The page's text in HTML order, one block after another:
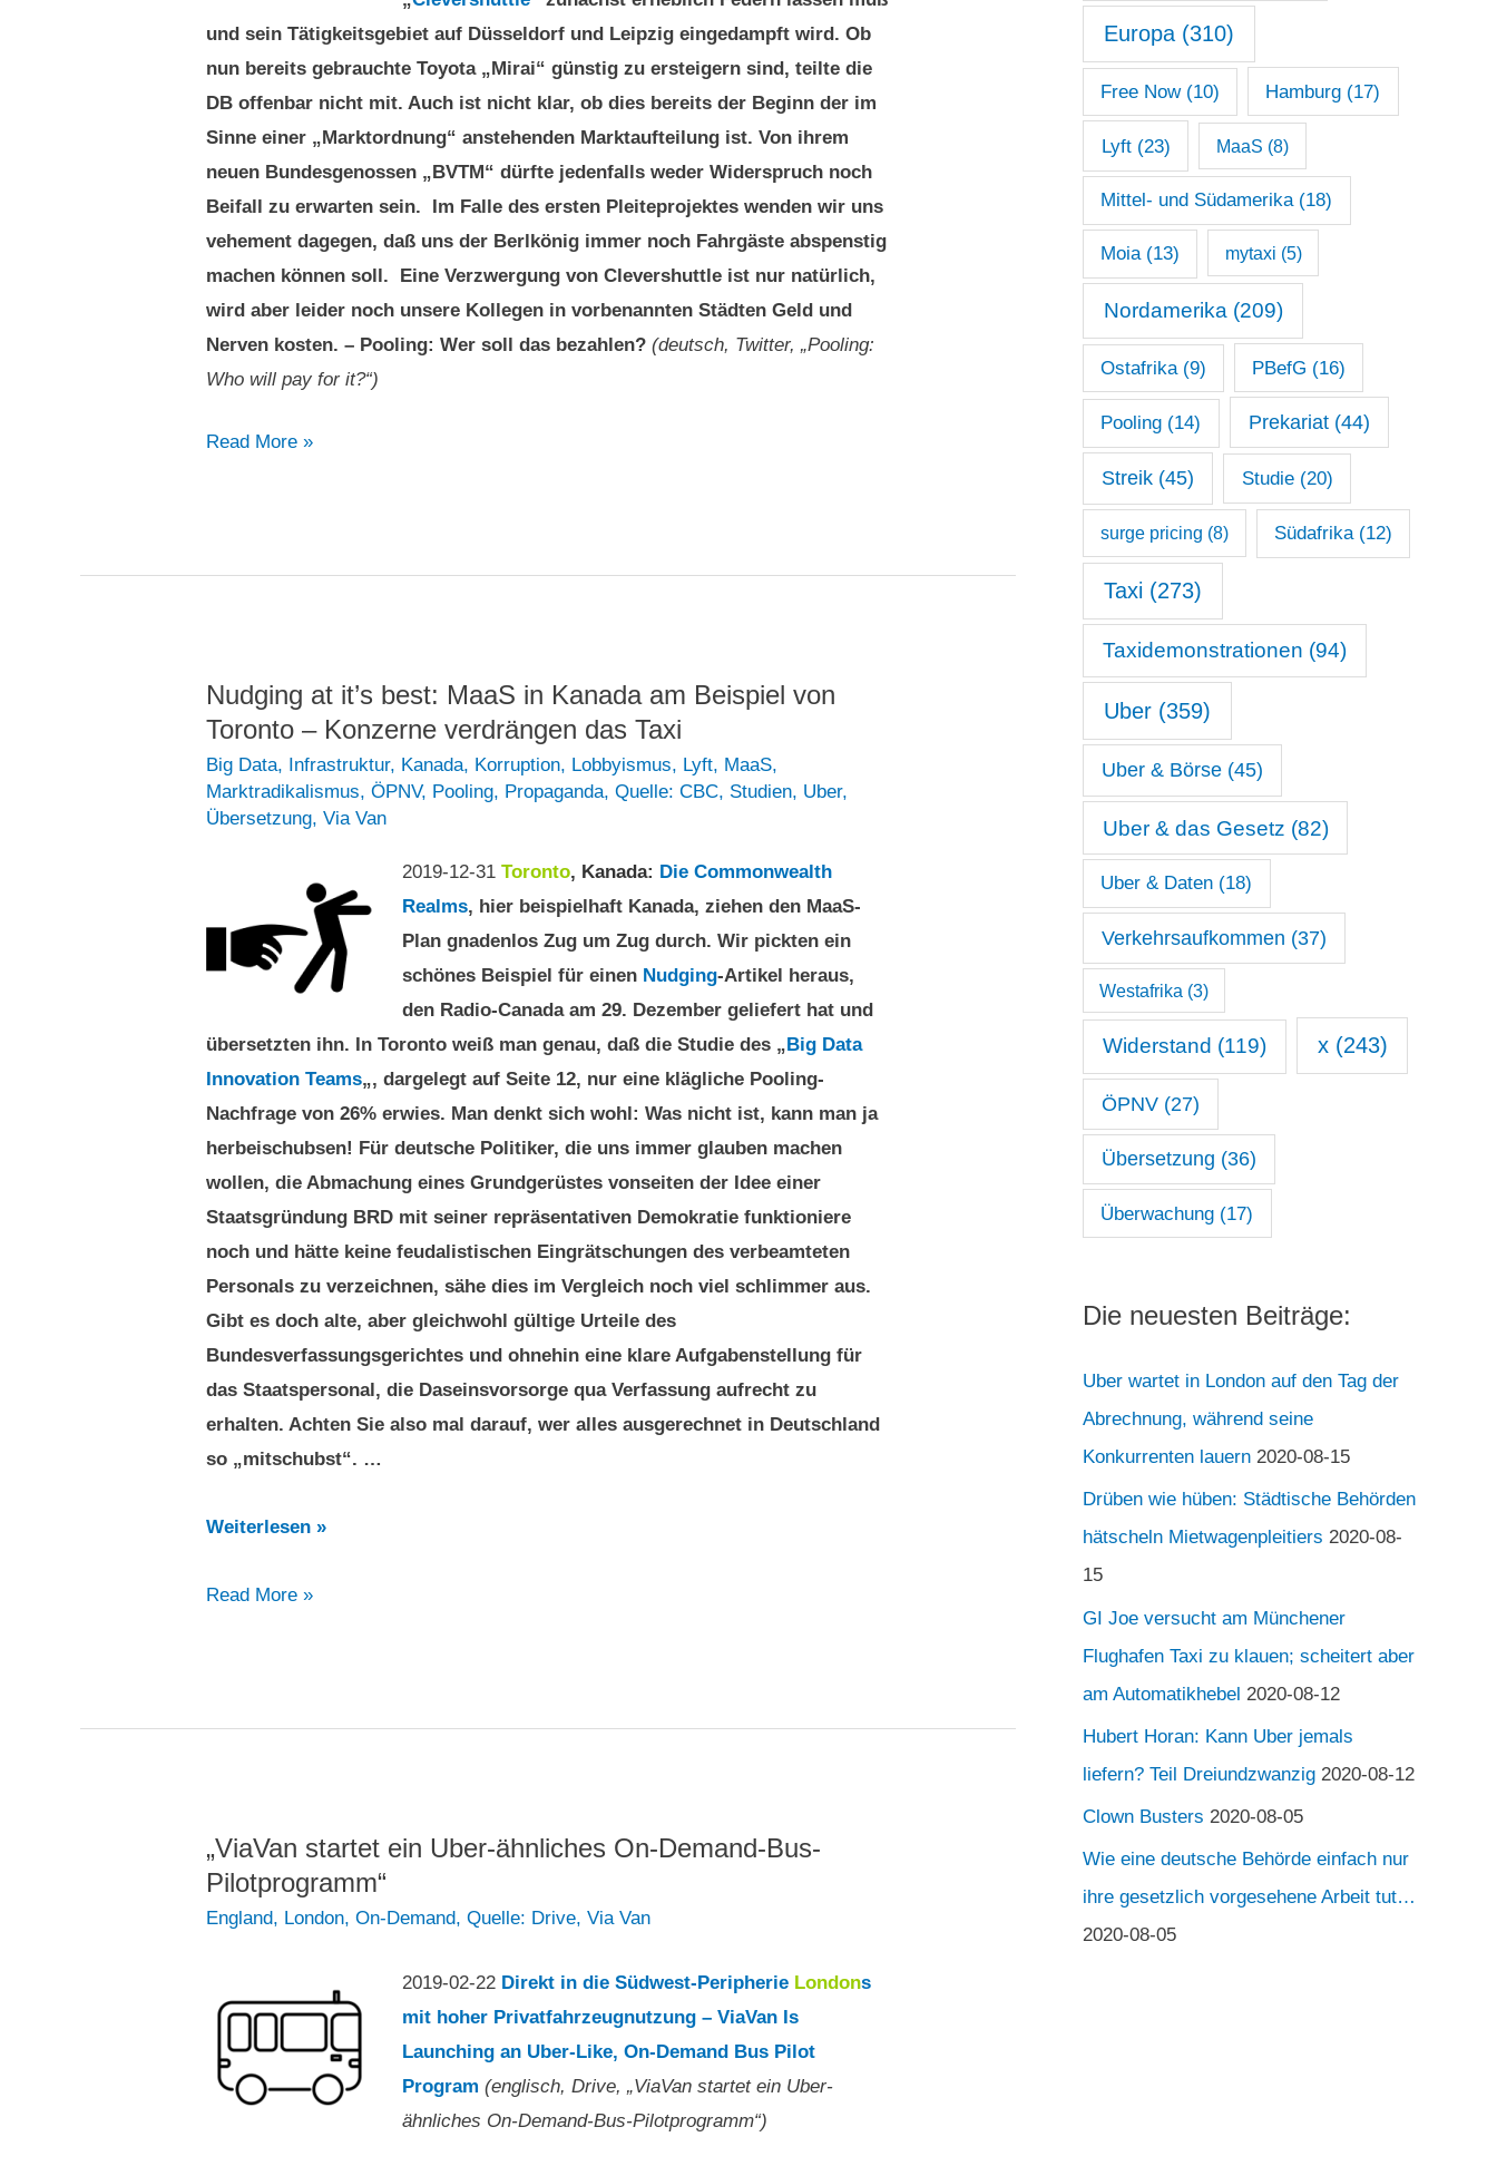
und sein Tätigkeitsgebiet auf Düsseldorf und Leipzig eingedampft wird. Ob
nun bereits gebrauchte Toyota „Mirai“ günstig zu ersteigern sind, teilte die
DB offenbar nicht mit. Auch ist nicht klar, ob dies bereits der Beginn der im
Sinne einer „Marktordnung“ anstehenden Marktaufteilung ist. Von ihrem
neuen Bundesgenossen „BVTM“ dürfte jedenfalls weder Widerspruch noch
Beifall zu erwarten sein. Im Falle des ersten Pleiteprojektes wenden wir uns
vehement dagegen, daß uns der Berlkönig immer noch Fahrgäste abspenstig
machen können soll. Eine Verzwergung von Clevershuttle ist nur natürlich,
wird aber leider noch unsere Kollegen in vorbenannten Städten Geld und
Nerven kosten. – Pooling: Wer soll das bezahlen? (deutsch, Twitter, „Pooling:
Who will pay for it?“)
Pooling:
bezahlen?
Read More »
Nudging at it’s best: MaaS in Kanada am Beispiel von
Toronto – Konzerne verdrängen das Taxi
Big Data, Infrastruktur, Kanada, Korruption, Lobbyismus, Lyft, MaaS,
Marktradikalismus,ÖPNV, Pooling, Propaganda,Quelle: CBC, Studien, Uber,
Übersetzung,Via Van
2019-12-31 Toronto, Kanada: Die Commonwealth
Realms, hier beispielhaft Kanada, ziehen den MaaS-
Plan gnadenlos Zug um Zug durch. Wir pickten ein
schönes Beispiel für einen Nudging-Artikel heraus,
den Radio-Canada am 29. Dezember geliefert hat und
übersetzten ihn. In Toronto weiß man genau, daß die Studie des „ Big Data
Innovation Teams„, dargelegt auf Seite 12, nur eine klägliche Pooling-
Nachfrage von 26% erwies. Man denkt sich wohl: Was nicht ist, kann man ja
herbeischubsen! Für deutsche Politiker, die uns immer glauben machen
wollen, die Abmachung eines Grundgerüstes vonseiten der Idee einer
Staatsgründung BRD mit seiner repräsentativen Demokratie funktioniere
noch und hätte keine feudalistischen Eingrätschungen des verbeamteten
Personals zu verzeichnen, sähe dies im Vergleich noch viel schlimmer aus.
Gibt es doch alte, aber gleichwohl gültige Urteile des
Bundesverfassungsgerichtes und ohnehin eine klare Aufgabenstellung für
das Staatspersonal, die Daseinsvorsorge qua Verfassung aufrecht zu
erhalten. Achten Sie also mal darauf, wer alles ausgerechnet in Deutschland
so „mitschubst“. …
Nudging
it’s
Kanada
von
Toronto
–
das
Taxi
Weiterlesen »
Nudging
MaaS
am
Beispiel
Konzerne
verdrängen
das
Read More »
„ViaVan startet ein Uber-ähnliches On-Demand-Bus-
Pilotprogramm“
England, London,On-Demand,Quelle: Drive,Via Van
2019-02-22 Direkt in die Südwest-Peripherie Londons
mit hoher Privatfahrzeugnutzung – ViaVan Is
Launching an Uber-Like, On-Demand Bus Pilot
Program (englisch, Drive, „ViaVan startet ein Uber-
ähnliches On-Demand-Bus-Pilotprogramm“)
Europa(310)
Free Now(10) Hamburg (17)
Lyft(23) MaaS (8)
Mittel- und Südamerika(18)
Moia(13) mytaxi (5)
Nordamerika (209)
Ostafrika(9) PBefG (16)
Pooling (14) Prekariat(44)
Streik (45) Studie(20)
surge pricing (8) Südafrika(12)
Taxi(273)
Taxidemonstrationen (94)
Uber (359)
Uber & Börse (45)
Uber & das Gesetz (82)
Uber & Daten (18)
Verkehrsaufkommen (37)
Westafrika (3)
Widerstand (119) x(243)
ÖPNV(27)
Übersetzung (36)
Überwachung (17)
Die neuesten Beiträge:
Uber wartet in London auf den Tag der
Abrechnung, während seine
Konkurrenten lauern 2020-08-15
Drüben wie hüben: Städtische Behörden
hätscheln Mietwagenpleitiers 2020-08-
15
GI Joe versucht am Münchener
Flughafen Taxi zu klauen; scheitert aber
am Automatikhebel 2020-08-12
Hubert Horan: Kann Uber jemals
liefern? Teil Dreiundzwanzig 2020-08-12
Clown Busters 2020-08-05
Wie eine deutsche Behörde einfach nur
ihre gesetzlich vorgesehene Arbeit tut…
2020-08-05